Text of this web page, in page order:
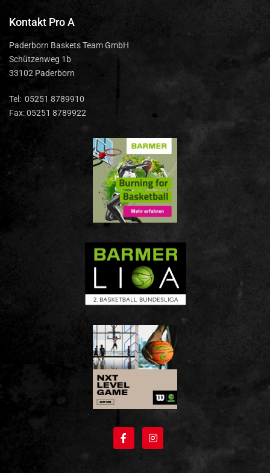
Kontakt Pro A
Paderborn Baskets Team GmbH
Schützenweg 1b
33102 Paderborn
Tel: 05251 8789910
Fax: 05251 8789922